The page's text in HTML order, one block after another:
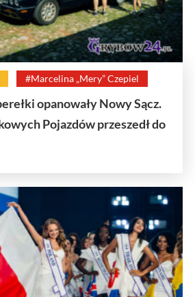
#Marcelina „Mery” Czepiel
opanowały Nowy Sącz.
Pojazdów przeszedł do